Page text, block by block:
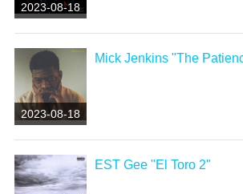
2023-08-18
2023-08-18
Mick Jenkins "The
EST Gee "El Toro 2"